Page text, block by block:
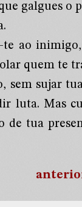
galgues o
te ao
quem te
sem sujar
luta. Mas
tua